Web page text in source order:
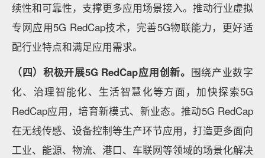
续性和可靠性，支撑更多应用场景接入。推动行业虚拟
专网应用5G RedCap技术，完善5G物联能力，更好适
配行业特点和满足应用需求。
（四）积极开展5G RedCap应用创新。 围绕产业数字
化、治理智能化、生活智慧化等方面，加快探索5G
RedCap应用，培育新模式、新业态。推动5G RedCap
在无线传感、设备控制等生产环节应用，打造更多面向
工业、能源、物流、港口、车联网等领域的场景化解决